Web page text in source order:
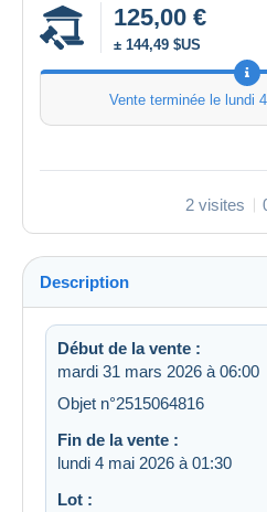
125,00 €
± 144,49 $US
Vente terminée le lundi
2 visites
Description
Début de la vente :
mardi 31 mars 2026 à 06:00
Objet n°2515064816
Fin de la vente :
lundi 4 mai 2026 à 01:30
Lot :